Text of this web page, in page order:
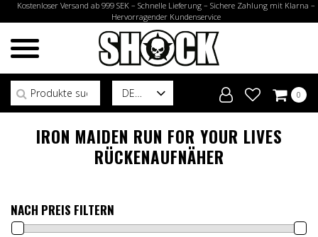
Kostenloser Versand ab 999 SEK – Schnelle Lieferung – Sichere Zahlung mit Klarna –
Hervorragender Kundenservice
DE
Suchen nach:
0
IRON MAIDEN RUN FOR YOUR LIVES
RÜCKENAUFNÄHER
NACH PREIS FILTERN